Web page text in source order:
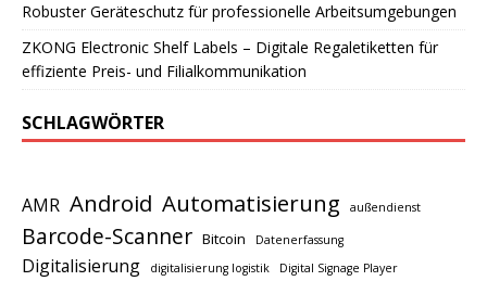
Robuster Geräteschutz für professionelle Arbeitsumgebungen
ZKONG Electronic Shelf Labels – Digitale Regaletiketten für
effiziente Preis- und Filialkommunikation
SCHLAGWÖRTER
AMR Android Automatisierung außendienst
Barcode-Scanner Bitcoin Datenerfassung
Digitalisierung digitalisierung logistik Digital Signage Player